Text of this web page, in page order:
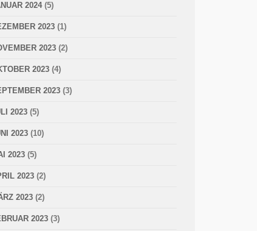
2024 (5)
2023 (1)
2023 (2)
2023 (4)
2023 (3)
2023 (5)
2023 (10)
2023 (5)
2023 (2)
2023 (2)
2023 (3)